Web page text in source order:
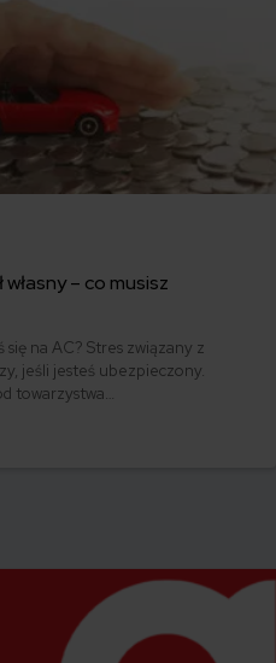
– co musisz
się na AC? Stres związany z
jeśli jesteś ubezpieczony.
towarzystwa
rzeczoznawca. Czujesz się